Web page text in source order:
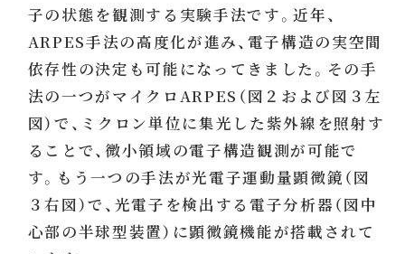
子の状態を観測する実験手法です。近年、
ARPES手法の高度化が進み、電子構造の実空間
依存性の決定も可能になってきました。その手
法の一つがマイクロARPES（図２および図３左
図）で、ミクロン単位に集光した紫外線を照射す
ることで、微小領域の電子構造観測が可能で
す。もう一つの手法が光電子運動量顕微鏡（図
３右図）で、光電子を検出する電子分析器（図中
心部の半球型装置）に顕微鏡機能が搭載されて